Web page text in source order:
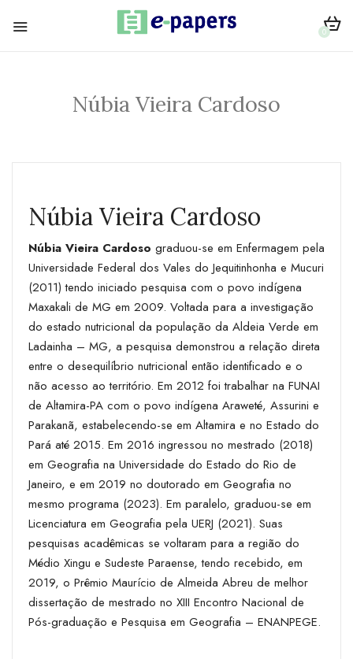
0
Núbia Vieira Cardoso
Núbia Vieira Cardoso
Núbia Vieira Cardoso graduou-se em Enfermagem pela
Universidade Federal dos Vales do Jequitinhonha e Mucuri
(2011) tendo iniciado pesquisa com o povo indígena
Maxakali de MG em 2009. Voltada para a investigação
do estado nutricional da população da Aldeia Verde em
Ladainha – MG, a pesquisa demonstrou a relação direta
entre o desequilíbrio nutricional então identificado e o
não acesso ao território. Em 2012 foi trabalhar na FUNAI
de Altamira-PA com o povo indígena Araweté, Assurini e
Parakanã, estabelecendo-se em Altamira e no Estado do
Pará até 2015. Em 2016 ingressou no mestrado (2018)
em Geografia na Universidade do Estado do Rio de
Janeiro, e em 2019 no doutorado em Geografia no
mesmo programa (2023). Em paralelo, graduou-se em
Licenciatura em Geografia pela UERJ (2021). Suas
pesquisas acadêmicas se voltaram para a região do
Médio Xingu e Sudeste Paraense, tendo recebido, em
2019, o Prêmio Maurício de Almeida Abreu de melhor
dissertação de mestrado no XIII Encontro Nacional de
Pós-graduação e Pesquisa em Geografia – ENANPEGE.